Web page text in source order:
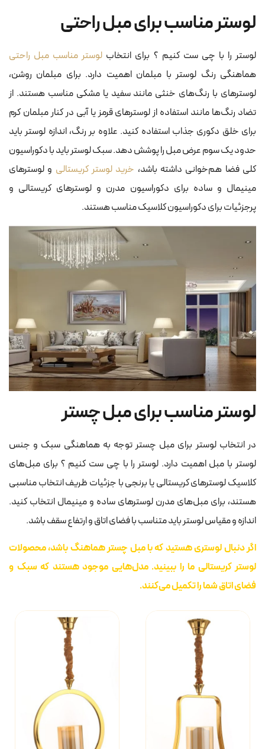
لوستر مناسب برای مبل راحتی
لوستر را با چی ست کنیم ؟ برای انتخاب لوستر مناسب مبل راحتی
هماهنگی رنگ لوستر با مبلمان اهمیت دارد. برای مبلمان روشن،
لوسترهای با رنگ‌های خنثی مانند سفید یا مشکی مناسب هستند. از
تضاد رنگ‌ها مانند استفاده از لوسترهای قرمز یا آبی در کنار مبلمان کرم
برای خلق دکوری جذاب استفاده کنید. علاوه بر رنگ، اندازه لوستر باید
حدود یک سوم عرض مبل را پوشش دهد. سبک لوستر باید با دکوراسیون
کلی فضا هم‌خوانی داشته باشد، خرید لوستر کریستالی و لوسترهای
مینیمال و ساده برای دکوراسیون مدرن و لوسترهای کریستالی و
پرجزئیات برای دکوراسیون کلاسیک مناسب‌ هستند.
لوستر مناسب برای مبل چستر
در انتخاب لوستر برای مبل چستر توجه به هماهنگی سبک و جنس
لوستر با مبل اهمیت دارد. لوستر را با چی ست کنیم ؟ برای مبل‌های
کلاسیک لوسترهای کریستالی یا برنجی با جزئیات ظریف انتخاب مناسبی
هستند، برای مبل‌های مدرن لوسترهای ساده و مینیمال انتخاب کنید.
اندازه و مقیاس لوستر باید متناسب با فضای اتاق و ارتفاع سقف باشد.
اگر دنبال لوستری هستید که با مبل چستر هماهنگ باشد، محصولات
لوستر کریستالی ما را ببینید. مدل‌هایی موجود هستند که سبک و
فضای اتاق شما را تکمیل می‌کنند.